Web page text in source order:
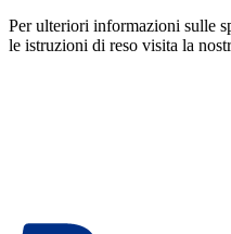
Per ulteriori informazioni sulle
le istruzioni di reso visita la